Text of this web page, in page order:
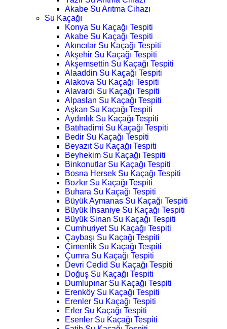
Akabe Su Arıtma Cihazı
Su Kaçağı
Konya Su Kaçağı Tespiti
Akabe Su Kaçağı Tespiti
Akıncılar Su Kaçağı Tespiti
Akşehir Su Kaçağı Tespiti
Akşemsettin Su Kaçağı Tespiti
Alaaddin Su Kaçağı Tespiti
Alakova Su Kaçağı Tespiti
Alavardı Su Kaçağı Tespiti
Alpaslan Su Kaçağı Tespiti
Aşkan Su Kaçağı Tespiti
Aydınlık Su Kaçağı Tespiti
Batıhadimi Su Kaçağı Tespiti
Bedir Su Kaçağı Tespiti
Beyazıt Su Kaçağı Tespiti
Beyhekim Su Kaçağı Tespiti
Binkonutlar Su Kaçağı Tespiti
Bosna Hersek Su Kaçağı Tespiti
Bozkır Su Kaçağı Tespiti
Buhara Su Kaçağı Tespiti
Büyük Aymanas Su Kaçağı Tespiti
Büyük İhsaniye Su Kaçağı Tespiti
Büyük Sinan Su Kaçağı Tespiti
Cumhuriyet Su Kaçağı Tespiti
Çaybaşı Su Kaçağı Tespiti
Çimenlik Su Kaçağı Tespiti
Çumra Su Kaçağı Tespiti
Devri Cedid Su Kaçağı Tespiti
Doğuş Su Kaçağı Tespiti
Dumlupınar Su Kaçağı Tespiti
Erenköy Su Kaçağı Tespiti
Erenler Su Kaçağı Tespiti
Erler Su Kaçağı Tespiti
Esenler Su Kaçağı Tespiti